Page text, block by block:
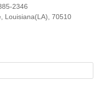
2346
Louisiana(LA), 70510